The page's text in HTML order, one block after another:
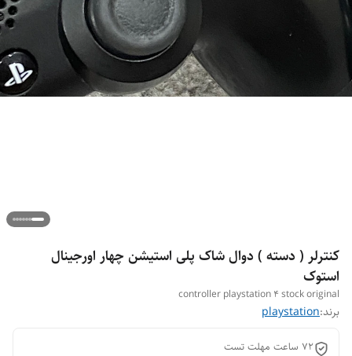
کنترلر ( دسته ) دوال شاک پلی استیشن چهار اورجینال
استوک
controller playstation 4 stock original
برند:playstation
72 ساعت مهلت تست